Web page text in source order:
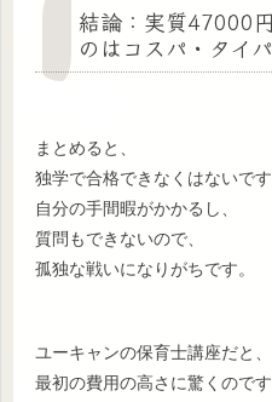
結論：実質47000
のはコスパ・タイ
まとめると、
独学で合格できなくはないです
自分の手間暇がかかるし、
質問もできないので、
孤独な戦いになりがちです。
ユーキャンの保育士講座だと、
最初の費用の高さに驚くのです